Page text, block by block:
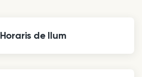
Horaris de llum